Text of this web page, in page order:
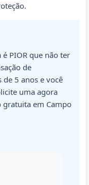
PIOR que não ter
de
de 5 anos e você
uma agora
gratuita em Campo